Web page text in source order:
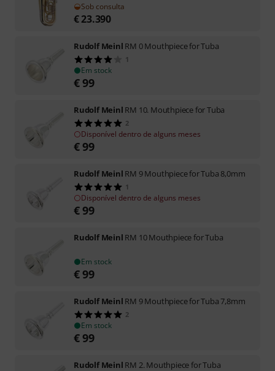
Sob consulta
€23.390
Rudolf Meinl RM 0 Mouthpiece for Tuba
1
Em stock
€99
Rudolf Meinl RM 10. Mouthpiece for Tuba
2
Disponível dentro de alguns meses
€99
Rudolf Meinl RM 9 Mouthpiece for Tuba 8,0mm
1
Disponível dentro de alguns meses
€99
Rudolf Meinl RM 10 Mouthpiece for Tuba
Em stock
€99
Rudolf Meinl RM 9 Mouthpiece for Tuba 7,8mm
2
Em stock
€99
Rudolf Meinl RM 2. Mouthpiece for Tuba